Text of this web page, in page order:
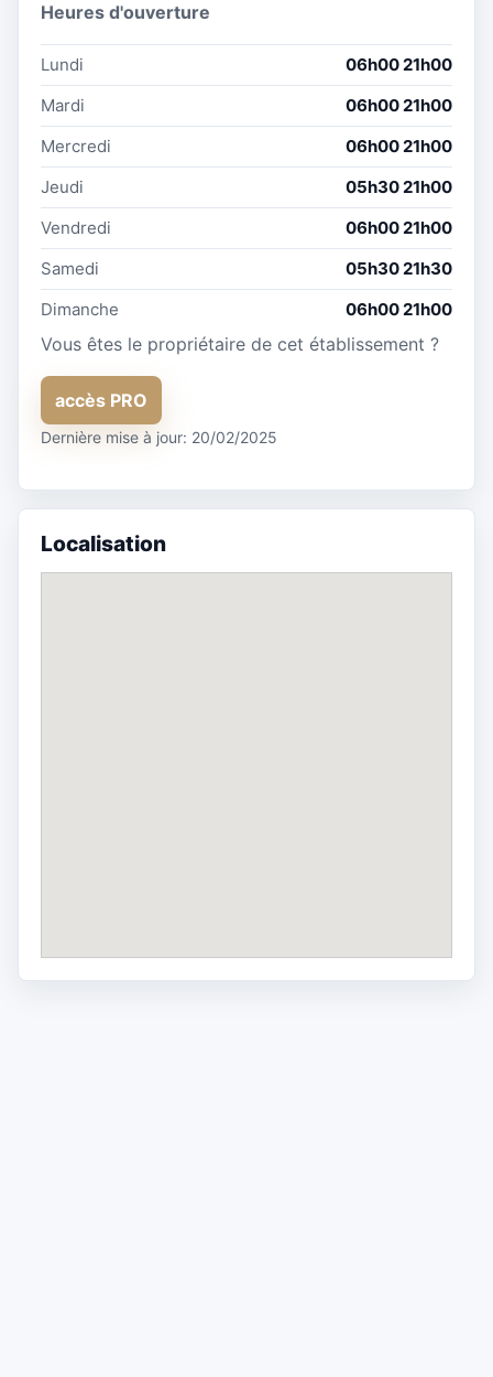
Heures d'ouverture
Lundi
06h00 21h00
Mardi
06h00 21h00
Mercredi
06h00 21h00
Jeudi
05h30 21h00
Vendredi
06h00 21h00
Samedi
05h30 21h30
Dimanche
06h00 21h00
Vous êtes le propriétaire de cet établissement ?
accès PRO
Dernière mise à jour: 20/02/2025
Localisation